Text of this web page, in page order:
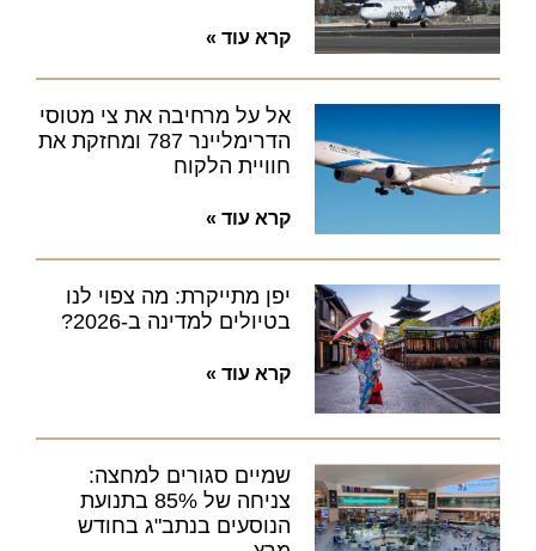
קרא עוד »
אל על מרחיבה את צי מטוסי
הדרימליינר 787 ומחזקת את
חוויית הלקוח
קרא עוד »
יפן מתייקרת: מה צפוי לנו
בטיולים למדינה ב-2026?
קרא עוד »
שמיים סגורים למחצה:
צניחה של 85% בתנועת
הנוסעים בנתב"ג בחודש